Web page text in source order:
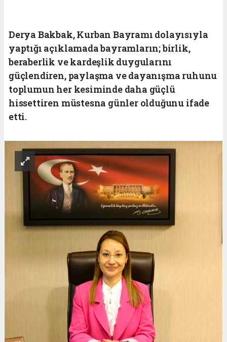
Derya Bakbak, Kurban Bayramı dolayısıyla
yaptığı açıklamada bayramların; birlik,
beraberlik ve kardeşlik duygularını
güçlendiren, paylaşma ve dayanışma ruhunu
toplumun her kesiminde daha güçlü
hissettiren müstesna günler olduğunu ifade
etti.